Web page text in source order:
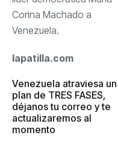
Corina Machado a
Venezuela.
lapatilla.com
Venezuela atraviesa un
plan de TRES FASES,
déjanos tu correo y te
actualizaremos al
momento